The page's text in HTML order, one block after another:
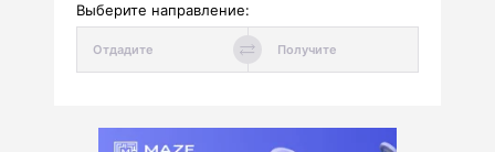
Выберите направление: